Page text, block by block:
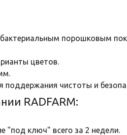
порошковым
цветов.
поддержания чистоты и
RADFARM:
"под ключ" всего за 2 недели.